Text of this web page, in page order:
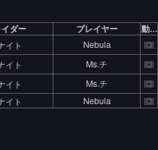
ダー プレイヤー 動画
イト Nebula
イト Ms.チ
イト Ms.チ
イト Nebula